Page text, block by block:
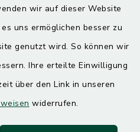
wir auf dieser Website
uns ermöglichen besser zu
genutzt wird. So können wir
Ihre erteilte Einwilligung
über den Link in unseren
widerrufen.